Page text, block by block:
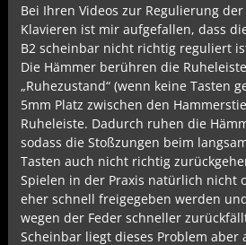
Bei Ihren Videos zur Regulierung
Klavieren ist mir aufgefallen, dass
B2 scheinbar nicht richtig reguliert
Die Hämmer berühren die
„Ruhezustand“ (wenn keine Tasten
5mm Platz zwischen den
Ruheleiste. Dadurch ruhen die
sodass die Stoßzungen beim
Tasten auch nicht richtig
Spielen in der Praxis natürlich nicht
eher schnell freigegeben werden
wegen der Feder schneller
Scheinbar liegt dieses Problem aber